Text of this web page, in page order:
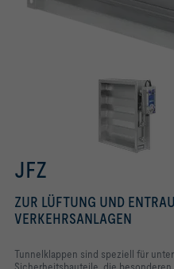
JFZ
ZUR LÜFTUNG UND
VERKEHRSANLAGEN
Tunnelklappen sind speziell für